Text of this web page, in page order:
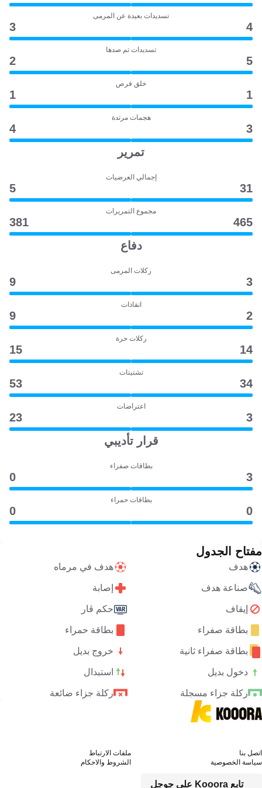
تسديدات بعيدة عن المرمى
4
3
تسديدات تم صدها
5
2
خلق فرص
1
1
هجمات مرتدة
3
4
تمرير
إجمالي العرضيات
31
5
مجموع التمريرات
465
381
دفاع
ركلات المرمى
3
9
انقاذات
2
9
ركلات حرة
14
15
تشتيتات
34
53
اعتراضات
3
23
قرار تأديبي
بطاقات صفراء
3
0
بطاقات حمراء
0
0
مفتاح الجدول
هدف هدف في مرماه
صناعة هدف إصابة
إيقاف حكم ڤار
بطاقة صفراء بطاقة حمراء
بطاقة صفراء ثانية خروج بديل
دخول بديل استبدال
ركلة جزاء مسجلة ركلة جزاء ضائعة
تابع Kooora على جوجل
اتصل بنا
ملفات الارتباط
سياسة الخصوصية
الشروط والاحكام